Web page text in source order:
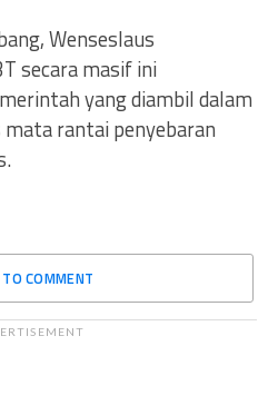
Wenseslaus
secara masif ini
yang diambil dalam
rantai penyebaran
TO COMMENT